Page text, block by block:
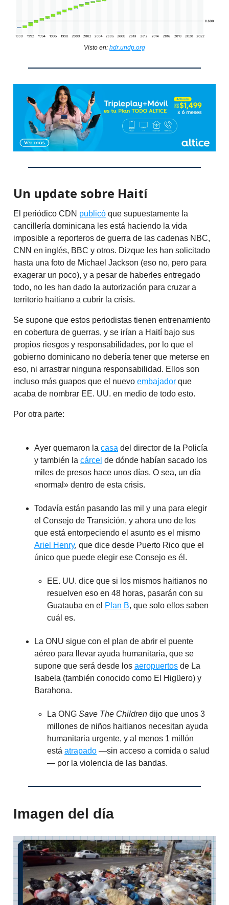
Visto en: hdr.undp.org
Un update sobre Haití
El periódico CDN publicó que supuestamente la
cancillería dominicana les está haciendo la vida
imposible a reporteros de guerra de las cadenas NBC,
CNN en inglés, BBC y otros. Dizque les han solicitado
hasta una foto de Michael Jackson (eso no, pero para
exagerar un poco), y a pesar de haberles entregado
todo, no les han dado la autorización para cruzar a
territorio haitiano a cubrir la crisis.
Se supone que estos periodistas tienen entrenamiento
en cobertura de guerras, y se irían a Haití bajo sus
propios riesgos y responsabilidades, por lo que el
gobierno dominicano no debería tener que meterse en
eso, ni arrastrar ninguna responsabilidad. Ellos son
incluso más guapos que el nuevo embajador que
acaba de nombrar EE. UU. en medio de todo esto.
Por otra parte:
Ayer quemaron la casa del director de la Policía
y también la cárcel de dónde habían sacado los
miles de presos hace unos días. O sea, un día
«normal» dentro de esta crisis.
Todavía están pasando las mil y una para elegir
el Consejo de Transición, y ahora uno de los
que está entorpeciendo el asunto es el mismo
Ariel Henry, que dice desde Puerto Rico que el
único que puede elegir ese Consejo es él.
EE. UU. dice que si los mismos haitianos no
resuelven eso en 48 horas, pasarán con su
Guatauba en el Plan B, que solo ellos saben
cuál es.
La ONU sigue con el plan de abrir el puente
aéreo para llevar ayuda humanitaria, que se
supone que será desde los aeropuertos de La
Isabela (también conocido como El Higüero) y
Barahona.
La ONG Save The Children dijo que unos 3
millones de niños haitianos necesitan ayuda
humanitaria urgente, y al menos 1 millón
está atrapado —sin acceso a comida o salud
— por la violencia de las bandas.
Imagen del día